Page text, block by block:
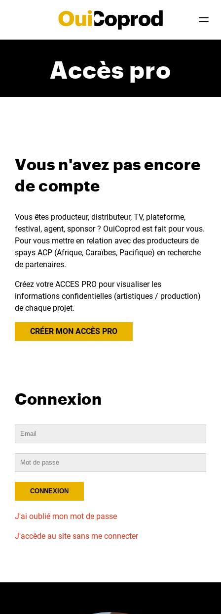
Accès pro
Vous n'avez pas encore
de compte
Vous êtes producteur, distributeur, TV, plateforme,
festival, agent, sponsor ? OuiCoprod est fait pour vous.
Pour vous mettre en relation avec des producteurs de
spays ACP (Afrique, Caraïbes, Pacifique) en recherche
de partenaires.
Créez votre ACCES PRO pour visualiser les
informations confidentielles (artistiques / production)
de chaque projet.
CRÉER MON ACCÈS PRO
Connexion
J'ai oublié mon mot de passe
J'accède au site sans me connecter